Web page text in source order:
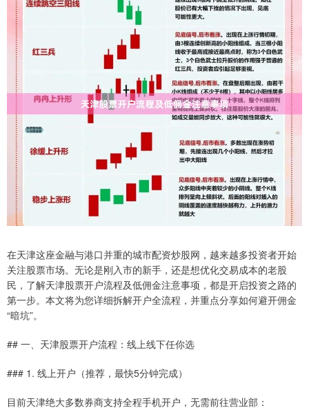
在天津这座金融与港口并重的城市配资炒股网，越来越多投资者开始
关注股票市场。无论是刚入市的新手，还是想优化交易成本的老股
民，了解天津股票开户流程及低佣金注意事项，都是开启投资之路的
第一步。本文将为您详细拆解开户全流程，并重点分享如何避开佣金
“暗坑”。
## 一、天津股票开户流程：线上线下任你选
### 1. 线上开户（推荐，最快5分钟完成）
目前天津绝大多数券商支持全程手机开户，无需前往营业部：